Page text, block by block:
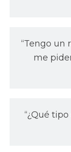
“Tengo un
me
“¿Qué